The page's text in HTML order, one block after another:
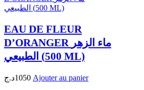
EAU DE FLEUR
D’ORANGER ماء الزهر
الطبيعي (500 ML)
1050د.ج
Ajouter au panier